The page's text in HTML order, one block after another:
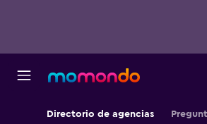
Directorio de agencias